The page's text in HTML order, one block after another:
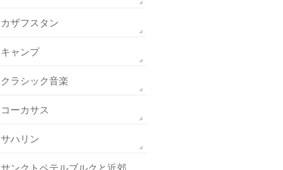
カザフスタン
キャンプ
クラシック音楽
コーカサス
サハリン